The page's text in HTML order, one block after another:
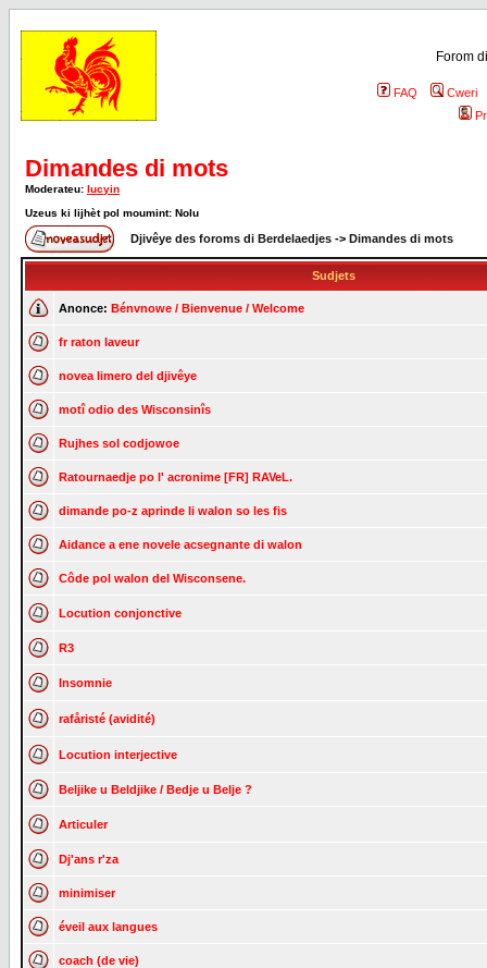
Forom
FAQ
Cweri
Dimandes di mots
Moderateu: lucyin
Uzeus ki lijhèt pol moumint: Nolu
Djivêye des foroms di Berdelaedjes -> Dimandes di mots
Sudjets
Anonce: Bénvnowe / Bienvenue / Welcome
fr raton laveur
novea limero del djivêye
motî odio des Wisconsinîs
Rujhes sol codjowoe
Ratournaedje po l' acronime [FR] RAVeL.
dimande po-z aprinde li walon so les fis
Aidance a ene novele acsegnante di walon
Côde pol walon del Wisconsene.
Locution conjonctive
R3
Insomnie
rafåristé (avidité)
Locution interjective
Beljike u Beldjike / Bedje u Belje ?
Articuler
Dj'ans r'za
minimiser
éveil aux langues
coach (de vie)